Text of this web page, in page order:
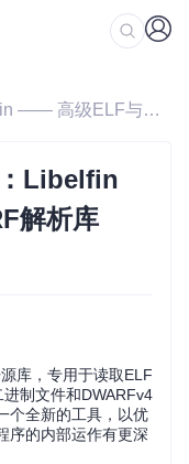
/ 探索程序世界的新视角：Libelfin —— 高级ELF与DWARF解析库
Libelfin
解析库
库，专用于读取ELF
制文件和DWARFv4
个全新的工具，以优
序的内部运作有更深